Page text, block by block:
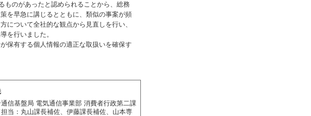
ものがあったと認められることから、総務
を早急に講じるとともに、類似の事案が頻
について全社的な観点から見直しを行い、
を行いました。
保有する個人情報の適正な取扱いを確保す
信基盤局 電気通信事業部 消費者行政第二課
当：丸山課長補佐、伊藤課長補佐、山本専